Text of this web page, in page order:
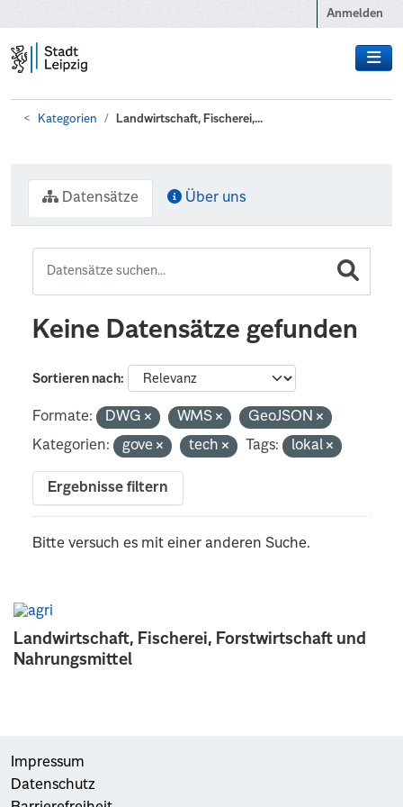
Anmelden
Kategorien Landwirtschaft, Fischerei,...
Landwirtschaft, Fischerei, Forstwirtschaft und
Nahrungsmittel
Datensätze Über uns
Keine Datensätze gefunden
Sortieren nach
Formate: DWG WMS
GeoJSON
Kategorien:
gove tech Tags: lokal
Ergebnisse filtern
Bitte versuch es mit einer anderen Suche.
Impressum
Datenschutz